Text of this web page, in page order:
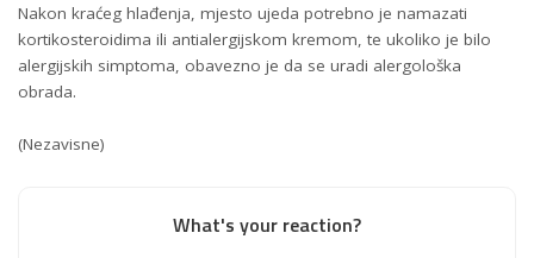
Nakon kraćeg hlađenja, mjesto ujeda potrebno je namazati
kortikosteroidima ili antialergijskom kremom, te ukoliko je bilo
alergijskih simptoma, obavezno je da se uradi alergološka
obrada.
(Nezavisne)
What's your reaction?